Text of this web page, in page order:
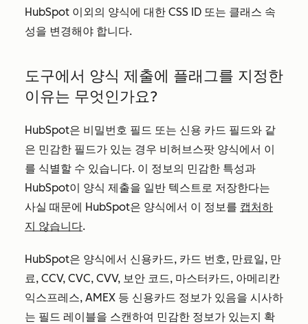
HubSpot 이외의 양식에 대한 CSS ID 또는 클래스 속
성을 변경해야 합니다.
도구에서 양식 제출에 플래그를 지정한
이유는 무엇인가요?
HubSpot은 비밀번호 필드 또는 신용 카드 필드와 같
은 민감한 필드가 있는 경우 비허브스팟 양식에서 이
를 식별할 수 있습니다. 이 정보의 민감한 특성과
HubSpot이 양식 제출을 일반 텍스트로 저장한다는
사실 때문에 HubSpot은 양식에서 이 정보를 캡처하
지 않습니다.
HubSpot은 양식에서 신용카드, 카드 번호, 만료일, 만
료, CCV, CVC, CVV, 보안 코드, 마스터카드, 아메리칸
익스프레스, AMEX 등 신용카드 정보가 있음을 시사하
는 필드 레이블을 스캔하여 민감한 정보가 있는지 확